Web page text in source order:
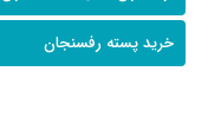
خرید پسته رفسنجان